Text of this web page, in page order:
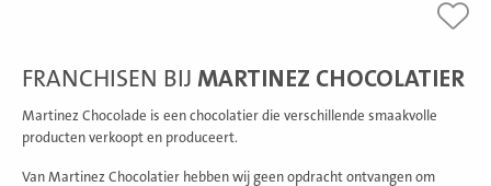
FRANCHISEN BIJ MARTINEZ CHOCOLATIER
Martinez Chocolade is een chocolatier die verschillende smaakvolle
producten verkoopt en produceert.
Van Martinez Chocolatier hebben wij geen opdracht ontvangen om